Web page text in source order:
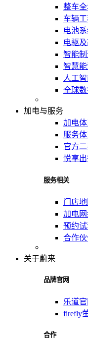
整车
车辆
电池
电驱
智能
智慧
人工
全球
加电与服务
加电
服务
官方
悦享
服务相关
门店地
加电
预约
合作
关于蔚来
品牌官网
乐道官
firefly
合作